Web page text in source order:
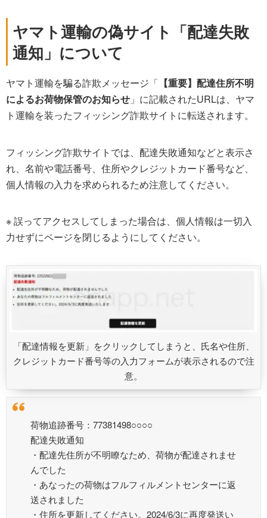
ヤマト運輸の偽サイト「配達失敗
通知」について
ヤマト運輸を騙る詐欺メッセージ「 【重要】配達住所不明
によるお荷物保管のお知らせ 」に記載されたURLは、ヤマ
ト運輸を装ったフィッシング詐欺サイトに転送されます。
フィッシング詐欺サイトでは、配達失敗通知などと表示さ
れ、名前や電話番号、住所やクレジットカード番号など、
個人情報の入力を求められるため注意してください。
※ 誤ってアクセスしてしまった場合は、個人情報は一切入
力せずにページを閉じるようにしてください。
「配達情報を更新」をクリックしてしまうと、氏名や住所、
クレジットカード番号等の入力フォームが表示されるので注
意。
荷物追跡番号：77381498○○○○
配達失敗通知
・配達先住所が不明瞭なため、荷物が配達されませ
んでした
・あなったの荷物はフルフィルメントセンターに返
送されました
・住所を更新してください。2024/6/3に再度発送い